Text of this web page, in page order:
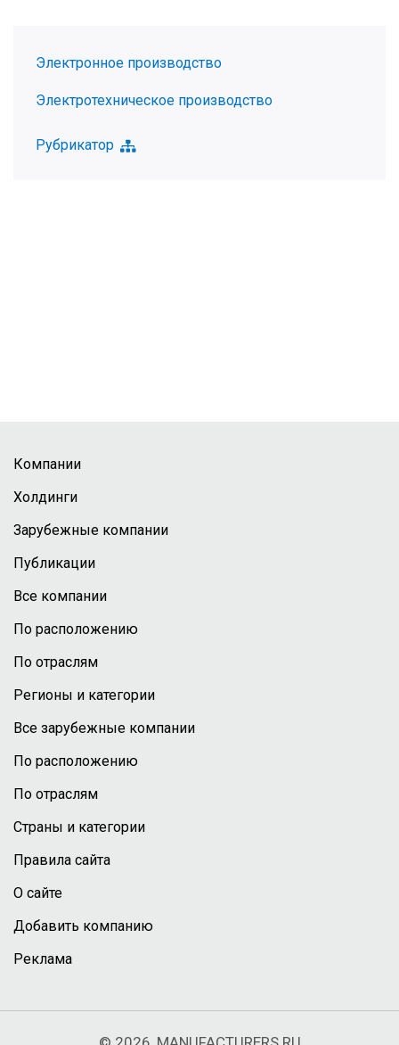
Электронное производство
Электротехническое производство
Рубрикатор
Компании
Холдинги
Зарубежные компании
Публикации
Все компании
По расположению
По отраслям
Регионы и категории
Все зарубежные компании
По расположению
По отраслям
Страны и категории
Правила сайта
О сайте
Добавить компанию
Реклама